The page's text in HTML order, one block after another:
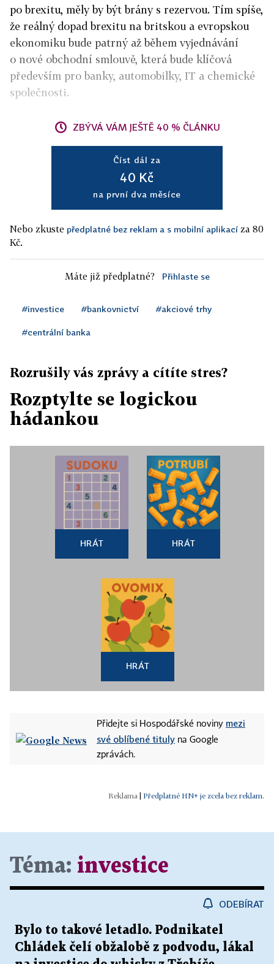
po brexitu, měly by být brány s rezervou. Tím spíše,
že reálný dopad brexitu na britskou a evropskou
ekonomiku bude patrný až během vyjednávání
o nové obchodní smlouvě, která bude klíčová
především pro banky, automobilky, IT a chemické
společnosti.
ZBÝVÁ VÁM JEŠTĚ 40 % ČLÁNKU
Číst dál za
40 Kč
na první dva měsíce
Nebo zkuste předplatné bez reklam a s mobilní aplikací za 80
Kč.
Máte již předplatné? Přihlaste se
#investice #bankovnictví #akciové trhy
#centrální banka
Rozrušily vás zprávy a cítíte stres?
Rozptylte se logickou
hádankou
HRÁT HRÁT
HRÁT
Přidejte si Hospodářské noviny mezi
své oblíbené tituly na Google
zprávách.
Předplatné HN+ je zcela bez reklam.
Téma: investice
ODEBÍRAT
Bylo to takové letadlo. Podnikatel
Chládek čelí obžalobě z podvodu, lákal